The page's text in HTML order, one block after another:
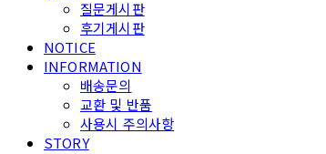
질문게시판
후기게시판
NOTICE
INFORMATION
배송문의
교환 및 반품
사용시 주의사항
STORY